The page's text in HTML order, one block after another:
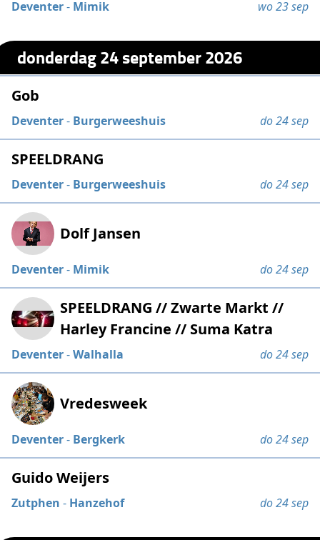
Deventer- Mimik wo 23 sep
donderdag 24 september 2026
Gob
Deventer- Burgerweeshuis do 24 sep
SPEELDRANG
Deventer- Burgerweeshuis do 24 sep
Dolf Jansen
Deventer- Mimik do 24 sep
SPEELDRANG // Zwarte Markt //
Harley Francine // Suma Katra
Deventer-Walhalla do 24 sep
Vredesweek
Deventer- Bergkerk do 24 sep
Guido Weijers
Zutphen - Hanzehof do 24 sep